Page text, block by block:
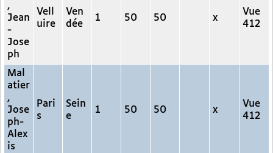
,
Jean
-
Jose
ph
Vell
uire
Ven
dée
1 50 50 x
Vue
412
Mal
atier
,
Jose
ph-
Alex
is
Pari
s
Sein
e
1 50 50 x
Vue
412